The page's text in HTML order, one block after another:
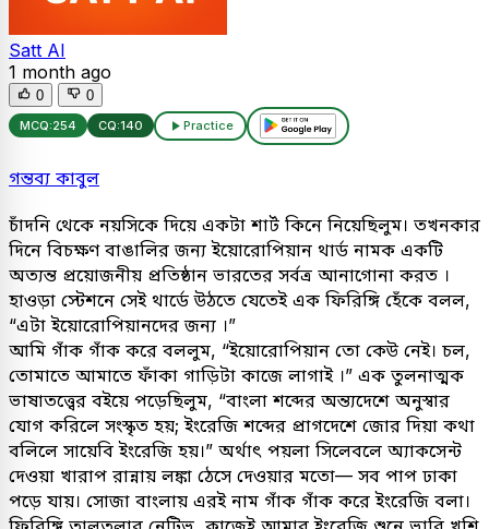
Satt AI
1 month ago
0 0
MCQ:254 CQ:140 Practice
গন্তব্য কাবুল
চাঁদনি থেকে নয়সিকে দিয়ে একটা শার্ট কিনে নিয়েছিলুম। তখনকার
দিনে বিচক্ষণ বাঙালির জন্য ইয়োরোপিয়ান থার্ড নামক একটি
অত্যন্ত প্রয়োজনীয় প্রতিষ্ঠান ভারতের সর্বত্র আনাগোনা করত ।
হাওড়া স্টেশনে সেই থার্ডে উঠতে যেতেই এক ফিরিঙ্গি হেঁকে বলল,
“এটা ইয়োরোপিয়ানদের জন্য ।”
আমি গাঁক গাঁক করে বললুম, “ইয়োরোপিয়ান তো কেউ নেই। চল,
তোমাতে আমাতে ফাঁকা গাড়িটা কাজে লাগাই ।” এক তুলনাত্মক
ভাষাতত্ত্বের বইয়ে পড়েছিলুম, “বাংলা শব্দের অন্ত্যদেশে অনুস্বার
যোগ করিলে সংস্কৃত হয়; ইংরেজি শব্দের প্রাগদেশে জোর দিয়া কথা
বলিলে সায়েবি ইংরেজি হয়।” অর্থাৎ পয়লা সিলেবলে অ্যাকসেন্ট
দেওয়া খারাপ রান্নায় লঙ্কা ঠেসে দেওয়ার মতো— সব পাপ ঢাকা
পড়ে যায়। সোজা বাংলায় এরই নাম গাঁক গাঁক করে ইংরেজি বলা।